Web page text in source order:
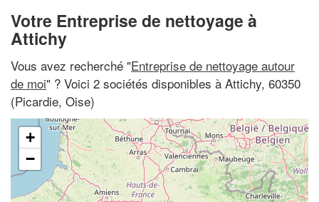
Votre Entreprise de nettoyage à
Attichy
Vous avez recherché "Entreprise de nettoyage autour
de moi" ? Voici 2 sociétés disponibles à Attichy, 60350
(Picardie, Oise)
+
−